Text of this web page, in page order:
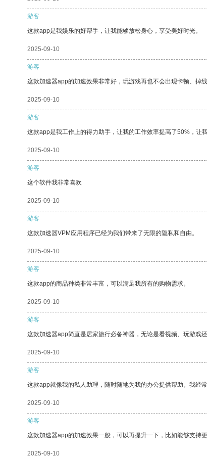
游客
这款app是我娱乐的好帮手，让我能够放松身心，享受美好时光。
2025-09-10
游客
这款加速器app的加速效果非常好，玩游戏再也不会出现卡顿、掉
2025-09-10
游客
这款app是我工作上的得力助手，让我的工作效率提高了50%，让
2025-09-10
游客
这个软件我非常喜欢
2025-09-10
游客
这款加速器VPM应用程序已经为我们带来了无限的隐私和自由。
2025-09-10
游客
这款app的商品种类非常丰富，可以满足我所有的购物需求。
2025-09-10
游客
这款加速器app简直是居家旅行必备神器，无论是看视频、玩游戏
2025-09-10
游客
这款app就像我的私人助理，随时随地为我的办公提供帮助。我经
2025-09-10
游客
这款加速器app的加速效果一般，可以再提升一下，比如能够支持更
2025-09-10